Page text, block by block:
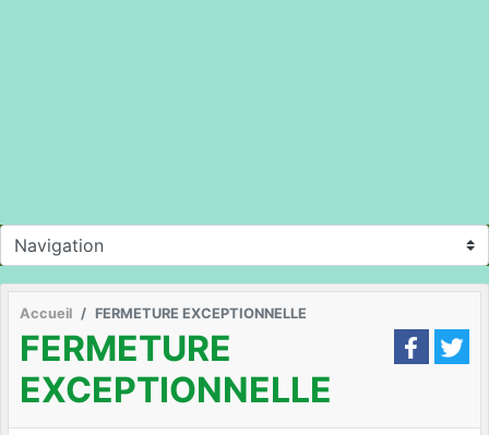
Accueil FERMETURE EXCEPTIONNELLE
FERMETURE
EXCEPTIONNELLE